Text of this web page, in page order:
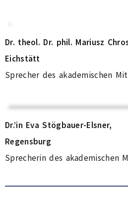
Dr. theol. Dr. phil. Mariusz
Eichstätt
Sprecher des akademischen
Dr.’in Eva Stögbauer-Elsner,
Regensburg
Sprecherin des akademischen